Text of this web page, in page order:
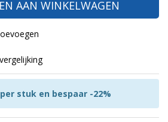
AAN WINKELWAGEN
stuk en bespaar -22%